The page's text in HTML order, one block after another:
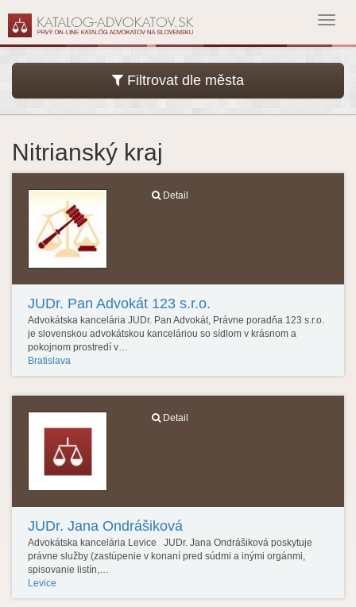
Filtrovat dle města
Nitrianský kraj
Detail
JUDr. Pan Advokát 123 s.r.o.
Advokátska kancelária JUDr. Pan Advokát, Právne poradňa 123 s.r.o.
je slovenskou advokátskou kanceláriou so sídlom v krásnom a
pokojnom prostredí v…
Bratislava
Detail
JUDr. Jana Ondrášiková
Advokátska kancelária Levice JUDr. Jana Ondrášiková poskytuje
právne služby (zastúpenie v konaní pred súdmi a inými orgánmi,
spisovanie listín,…
Levice